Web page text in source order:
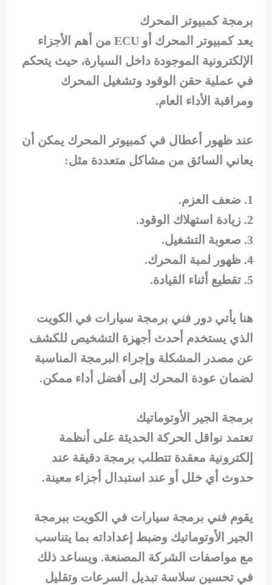
برمجة كمبيوتر المحرك
يعد كمبيوتر المحرك أو ECU من أهم الأجزاء
الإلكترونية الموجودة داخل السيارة، حيث يتحكم
في عملية حقن الوقود وتشغيل المحرك
ومراقبة الأداء العام.
عند ظهور أعطال في كمبيوتر المحرك يمكن أن
يعاني السائق من مشاكل متعددة مثل:
ضعف العزم.
زيادة استهلاك الوقود.
صعوبة التشغيل.
ظهور لمبة المحرك.
تقطيع أثناء القيادة.
هنا يأتي دور فني برمجة سيارات في الكويت
الذي يستخدم أحدث أجهزة التشخيص للكشف
عن مصدر المشكلة وإجراء البرمجة المناسبة
لضمان عودة المحرك إلى أفضل أداء ممكن.
برمجة الجير الأوتوماتيك
تعتمد نواقل الحركة الحديثة على أنظمة
إلكترونية معقدة تتطلب برمجة دقيقة عند
حدوث أي خلل أو عند استبدال أجزاء معينة.
يقوم فني برمجة سيارات في الكويت ببرمجة
الجير الأوتوماتيك وضبط إعداداته بما يتناسب
مع مواصفات الشركة المصنعة. ويساعد ذلك
في تحسين سلاسة تبديل السرعات وتقليل